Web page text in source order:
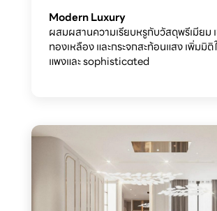
Modern Luxury
ผสมผสานความเรียบหรูกับวัสดุพรีเมียม
ทองเหลือง และกระจกสะท้อนแสง เพิ่มมิ
แพงและ sophisticated